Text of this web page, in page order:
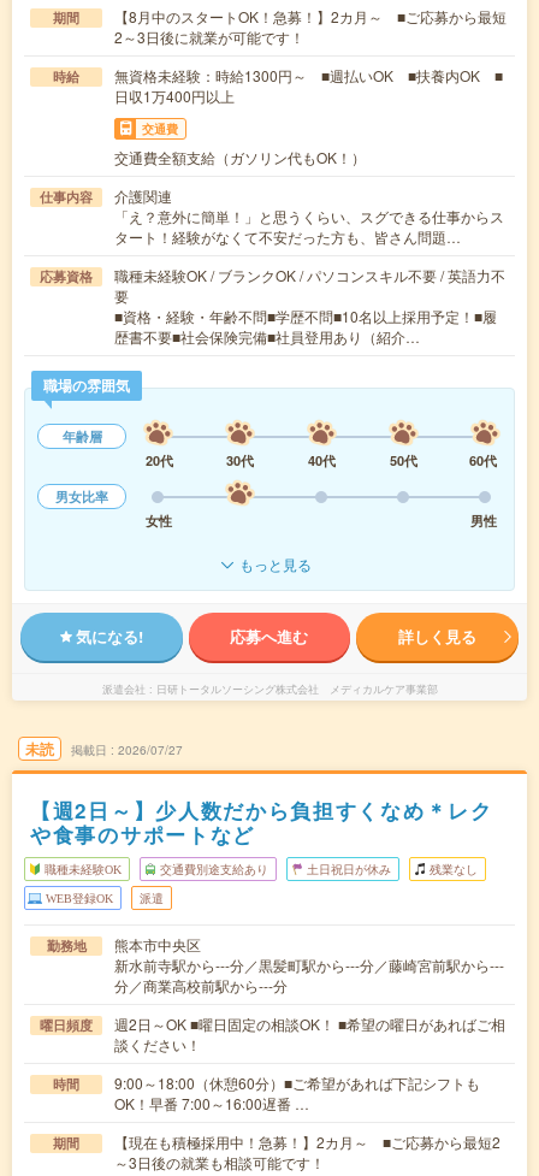
期間
【8月中のスタートOK！急募！】2カ月～ ■ご応募から最短
2～3日後に就業が可能です！
時給
無資格未経験：時給1300円～ ■週払いOK ■扶養内OK ■
日収1万400円以上
交通費
交通費全額支給（ガソリン代もOK！）
仕事内容
介護関連
「え？意外に簡単！」と思うくらい、スグできる仕事からス
タート！経験がなくて不安だった方も、皆さん問題…
応募資格
職種未経験OK / ブランクOK / パソコンスキル不要 / 英語力不
要
■資格・経験・年齢不問■学歴不問■10名以上採用予定！■履
歴書不要■社会保険完備■社員登用あり（紹介…
職場の雰囲気
年齢層
20代
30代 40代 50代
60代
男女比率
女性
男性
もっと見る
気になる! 応募へ進む 詳しく見る
派遣会社 日研トータルソーシング株式会社 メディカルケア事業部
未読 掲載日 2026/07/27
【週2日～】少人数だから負担すくなめ＊レク
や食事のサポートなど
職種未経験OK 交通費別途支給あり 土日祝日が休み 残業なし
WEB登録OK 派遣
勤務地
熊本市中央区
新水前寺駅から---分／黒髪町駅から---分／藤崎宮前駅から---
分／商業高校前駅から---分
曜日頻度
週2日～OK ■曜日固定の相談OK！ ■希望の曜日があればご相
談ください！
時間
9:00～18:00（休憩60分）■ご希望があれば下記シフトも
OK！早番 7:00～16:00遅番 …
期間
【現在も積極採用中！急募！】2カ月～ ■ご応募から最短2
～3日後の就業も相談可能です！